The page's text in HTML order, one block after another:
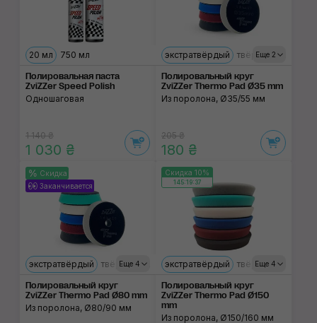
20 мл 750 мл
Полировальная паста
ZviZZer Speed Polish
Одношаговая
1 140 ₴
1 030 ₴
Еще 2
экстратвёрдый твёрдый
Полировальный круг
ZviZZer Thermo Pad Ø35 mm
Из поролона, Ø35/55 мм
205 ₴
180 ₴
Скидка
Заканчивается
Еще 4
экстратвёрдый твёрдый твёрдый средний мягкий
Полировальный круг
ZviZZer Thermo Pad Ø80 mm
Из поролона, Ø80/90 мм
Скидка 10%
145:19:37
Еще 4
экстратвёрдый твёрдый средний
Полировальный круг
ZviZZer Thermo Pad Ø150
mm
Из поролона, Ø150/160 мм